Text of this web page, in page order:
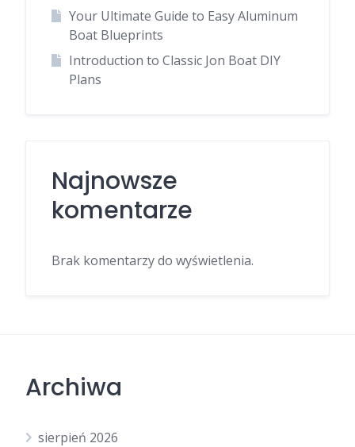
Your Ultimate Guide to Easy Aluminum
Boat Blueprints
Introduction to Classic Jon Boat DIY
Plans
Najnowsze
komentarze
Brak komentarzy do wyświetlenia.
Archiwa
sierpień 2026